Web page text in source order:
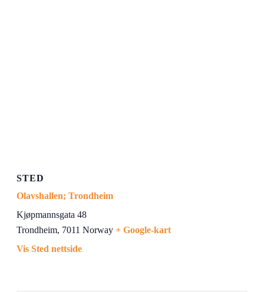
STED
Olavshallen; Trondheim
Kjøpmannsgata 48
Trondheim, 7011 Norway + Google-kart
Vis Sted nettside